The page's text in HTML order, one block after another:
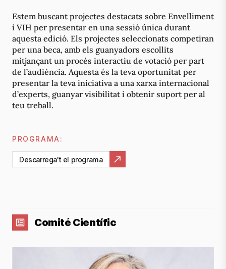
Estem buscant projectes destacats sobre Envelliment
i VIH per presentar en una sessió única durant
aquesta edició. Els projectes seleccionats competiran
per una beca, amb els guanyadors escollits
mitjançant un procés interactiu de votació per part
de l’audiència. Aquesta és la teva oportunitat per
presentar la teva iniciativa a una xarxa internacional
d’experts, guanyar visibilitat i obtenir suport per al
teu treball.
PROGRAMA:
Descarrega't el programa
Comité Científic